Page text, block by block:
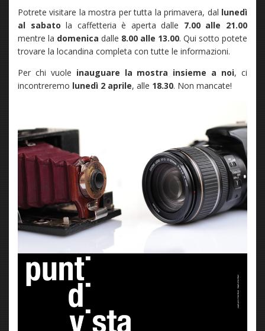
Potrete visitare la mostra per tutta la primavera, dal lunedì
al sabato la caffetteria è aperta dalle 7.00 alle 21.00
mentre la domenica dalle 8.00 alle 13.00. Qui sotto potete
trovare la locandina completa con tutte le informazioni.
Per chi vuole inauguare la mostra insieme a noi, ci
incontreremo lunedì 2 aprile, alle 18.30. Non mancate!